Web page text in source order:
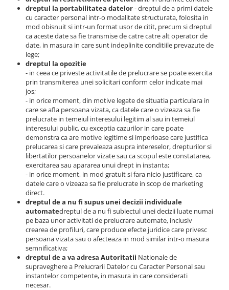
dreptul la portabilitatea datelor- dreptul de a primi datele
cu caracter personal intr-o modalitate structurata, folosita in
mod obisnuit si intr-un format usor de citit, precum si dreptul
ca aceste date sa fie transmise de catre catre alt operator de
date, in masura in care sunt indeplinite conditiile prevazute de
lege;
dreptul la opozitie
- in ceea ce priveste activitatile de prelucrare se poate exercita
prin transmiterea unei solicitari conform celor indicate mai
jos;
- in orice moment, din motive legate de situatia particulara in
care se afla persoana vizata, ca datele care o vizeaza sa fie
prelucrate in temeiul interesului legitim al sau in temeiul
interesului public, cu exceptia cazurilor in care poate
demonstra ca are motive legitime si imperioase care justifica
prelucarea si care prevaleaza asupra intereselor, drepturilor si
libertatilor persoanelor vizate sau ca scopul este constatarea,
exercitarea sau apararea unui drept in instanta;
- in orice moment, in mod gratuit si fara nicio justificare, ca
datele care o vizeaza sa fie prelucrate in scop de marketing
direct.
dreptul de a nu fi supus unei decizii individuale
automatedreptul de a nu fi subiectul unei decizii luate numai
pe baza unor activitati de prelucrare automate, inclusiv
crearea de profiluri, care produce efecte juridice care privesc
persoana vizata sau o afecteaza in mod similar intr-o masura
semnificativa;
dreptul de a va adresa Autoritatii Nationale de
supraveghere a Prelucrarii Datelor cu Caracter Personal sau
instantelor competente, in masura in care considerati
necesar.